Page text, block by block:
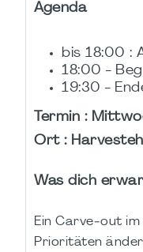
Agenda
bis 18:00 :
18:00 -
19:30 -
Termin :
Ort :
Was dich
Ein Carve‑out
Prioritäten